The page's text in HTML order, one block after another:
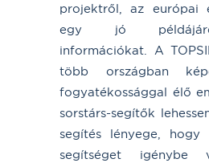
projektről, az európai
egy jó
információkat. A
több országban
fogyatékossággal élő
sorstárs-segítők
segítés lényege,
segítséget igénybe